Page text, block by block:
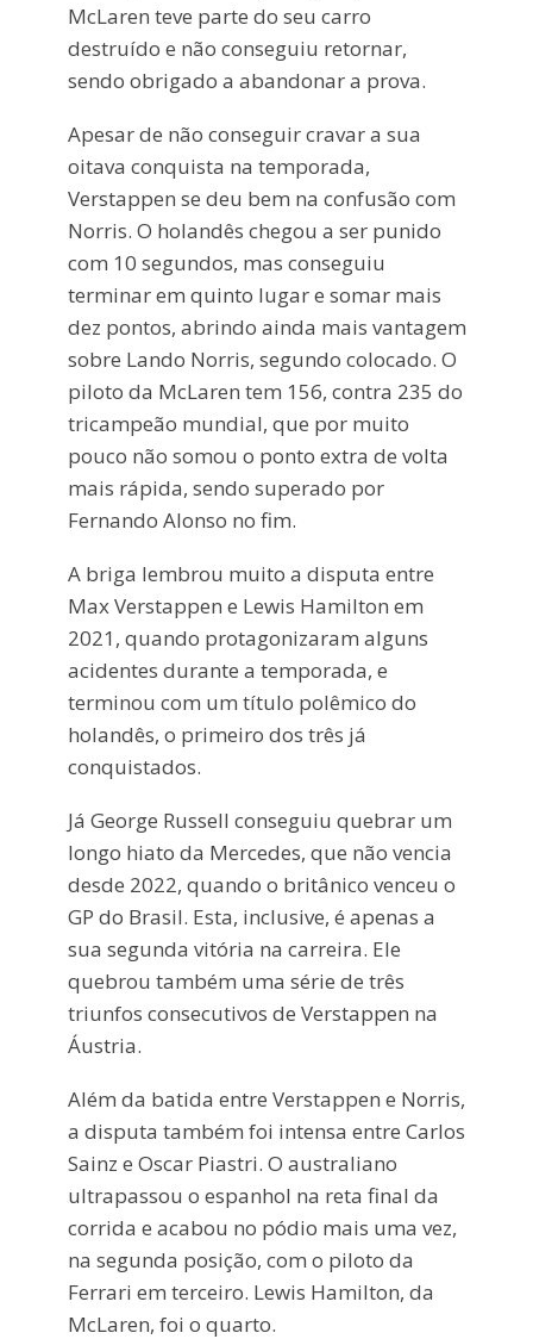
McLaren teve parte do seu carro
destruído e não conseguiu retornar,
sendo obrigado a abandonar a prova.
Apesar de não conseguir cravar a sua
oitava conquista na temporada,
Verstappen se deu bem na confusão com
Norris. O holandês chegou a ser punido
com 10 segundos, mas conseguiu
terminar em quinto lugar e somar mais
dez pontos, abrindo ainda mais vantagem
sobre Lando Norris, segundo colocado. O
piloto da McLaren tem 156, contra 235 do
tricampeão mundial, que por muito
pouco não somou o ponto extra de volta
mais rápida, sendo superado por
Fernando Alonso no fim.
A briga lembrou muito a disputa entre
Max Verstappen e Lewis Hamilton em
2021, quando protagonizaram alguns
acidentes durante a temporada, e
terminou com um título polêmico do
holandês, o primeiro dos três já
conquistados.
Já George Russell conseguiu quebrar um
longo hiato da Mercedes, que não vencia
desde 2022, quando o britânico venceu o
GP do Brasil. Esta, inclusive, é apenas a
sua segunda vitória na carreira. Ele
quebrou também uma série de três
triunfos consecutivos de Verstappen na
Áustria.
Além da batida entre Verstappen e Norris,
a disputa também foi intensa entre Carlos
Sainz e Oscar Piastri. O australiano
ultrapassou o espanhol na reta final da
corrida e acabou no pódio mais uma vez,
na segunda posição, com o piloto da
Ferrari em terceiro. Lewis Hamilton, da
McLaren, foi o quarto.